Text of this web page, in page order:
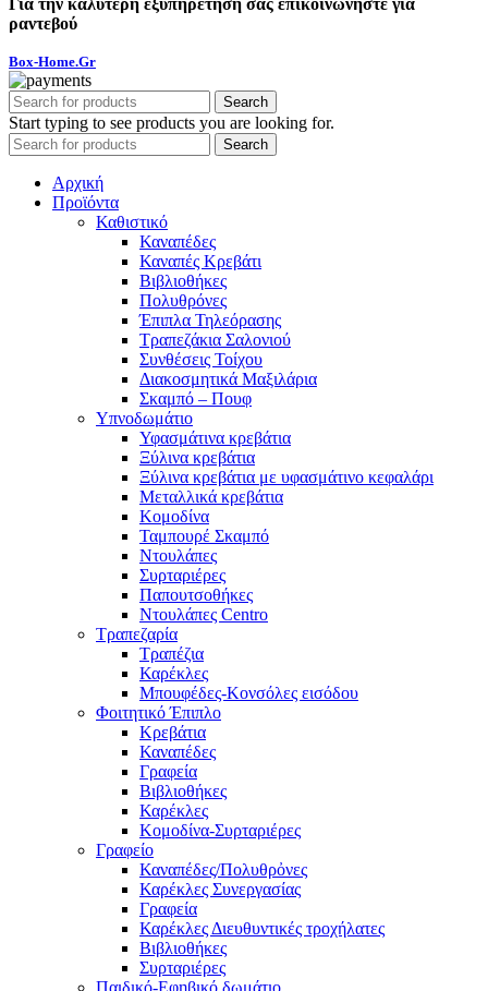
ραντεβού
Box-Home.Gr
Search
Start typing to see products you are looking for.
Search
Αρχική
Προϊόντα
Καθιστικό
Καναπέδες
Καναπές Κρεβάτι
Βιβλιοθήκες
Πολυθρόνες
Έπιπλα Τηλεόρασης
Τραπεζάκια Σαλονιού
Συνθέσεις Τοίχου
Διακοσμητικά Μαξιλάρια
Σκαμπό – Πουφ
Υπνοδωμάτιο
Υφασμάτινα κρεβάτια
Ξύλινα κρεβάτια
Ξύλινα κρεβάτια με υφασμάτινο κεφαλάρι
Mεταλλικά κρεβάτια
Κομοδίνα
Ταμπουρέ Σκαμπό
Ντουλάπες
Συρταριέρες
Παπουτσοθήκες
Ντουλάπες Centro
Τραπεζαρία
Τραπέζια
Καρέκλες
Μπουφέδες-Κονσόλες εισόδου
Φοιτητικό Έπιπλο
Κρεβάτια
Καναπέδες
Γραφεία
Βιβλιοθήκες
Καρέκλες
Κομοδίνα-Συρταριέρες
Γραφείο
Καναπέδες/Πολυθρὀνες
Καρέκλες Συνεργασίας
Γραφεία
Καρέκλες Διευθυντικές τροχήλατες
Βιβλιοθήκες
Συρταριέρες
Παιδικό-Εφηβικό δωμάτιο